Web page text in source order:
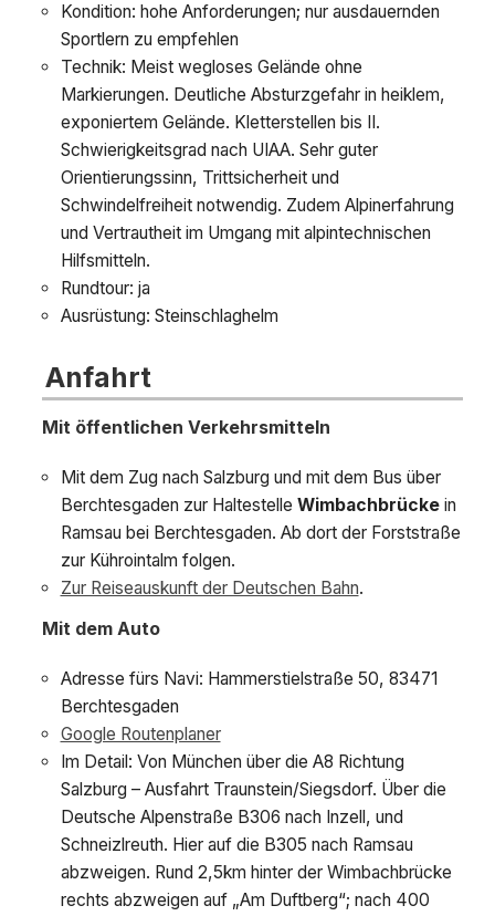
Kondition: hohe Anforderungen; nur ausdauernden
Sportlern zu empfehlen
Technik: Meist wegloses Gelände ohne
Markierungen. Deutliche Absturzgefahr in heiklem,
exponiertem Gelände. Kletterstellen bis II.
Schwierigkeitsgrad nach UIAA. Sehr guter
Orientierungssinn, Trittsicherheit und
Schwindelfreiheit notwendig. Zudem Alpinerfahrung
und Vertrautheit im Umgang mit alpintechnischen
Hilfsmitteln.
Rundtour: ja
Ausrüstung: Steinschlaghelm
Anfahrt
Mit öffentlichen Verkehrsmitteln
Mit dem Zug nach Salzburg und mit dem Bus über
Berchtesgaden zur Haltestelle Wimbachbrücke in
Ramsau bei Berchtesgaden. Ab dort der Forststraße
zur Kührointalm folgen.
Zur Reiseauskunft der Deutschen Bahn.
Mit dem Auto
Adresse fürs Navi: Hammerstielstraße 50, 83471
Berchtesgaden
Google Routenplaner
Im Detail: Von München über die A8 Richtung
Salzburg – Ausfahrt Traunstein/Siegsdorf. Über die
Deutsche Alpenstraße B306 nach Inzell, und
Schneizlreuth. Hier auf die B305 nach Ramsau
abzweigen. Rund 2,5km hinter der Wimbachbrücke
rechts abzweigen auf „Am Duftberg“; nach 400